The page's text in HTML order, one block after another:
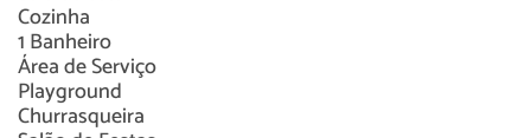
Cozinha
1 Banheiro
Área de Serviço
Playground
Churrasqueira